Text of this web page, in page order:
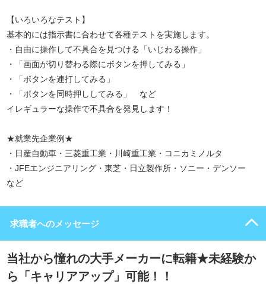
【いろいろなテスト】
基本的には指示書に合わせて各種テストを実施します。
・自由に操作して不具合を見つける「いじわる操作」
・「画面が切り替わる際にボタンを押してみる」
・「ボタンを連打してみる」
・「ボタンを同時押ししてみる」 など
イレギュラーな操作で不具合を発見します！
★就業先企業例★
・日産自動車・三菱重工業・川崎重工業・コニカミノルタ
・JFEエンジニアリング・東芝・日立製作所・ソニー・デンソー
など
求職者へのメッセージ
当社から憧れの大手メーカーに転籍★未経験か
ら「キャリアアップ」可能！！